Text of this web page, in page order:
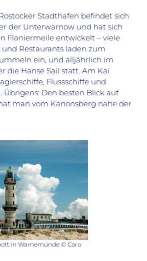
Stadthafen befindet sich
der Unterwarnow und hat sich
Flaniermeile entwickelt – viele
und Restaurants laden zum
ein, und alljährlich im
die Hanse Sail statt. Am Kai
Flussschiffe und
Übrigens: Den besten Blick auf
man vom Kanonsberg nahe der
in Warnemünde © Caro